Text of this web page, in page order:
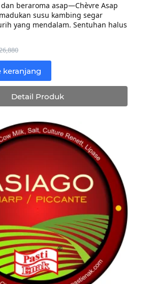
beraroma asap—Chèvre Asap
susu kambing segar
yang mendalam. Sentuhan halus
keranjang
Detail Produk